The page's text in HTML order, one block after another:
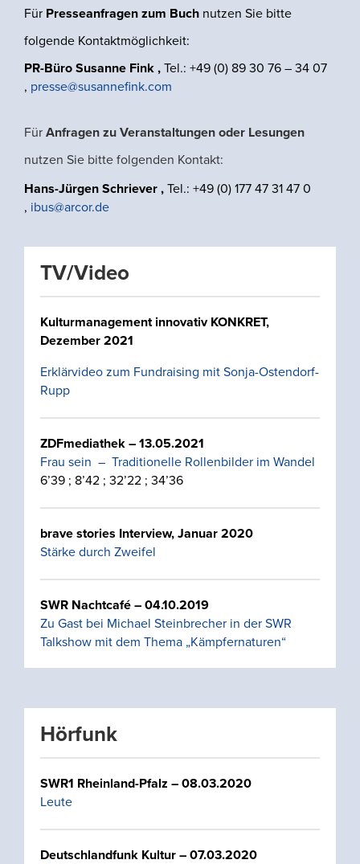
Für Presseanfragen zum Buch nutzen Sie bitte
folgende Kontaktmöglichkeit:
PR-Büro Susanne Fink , Tel.: +49 (0) 89 30 76 – 34 07
, presse@susannefink.com
Für Anfragen zu Veranstaltungen oder Lesungen
nutzen Sie bitte folgenden Kontakt:
Hans-Jürgen Schriever , Tel.: +49 (0) 177 47 31 47 0
, ibus@arcor.de
TV/Video
Kulturmanagement innovativ KONKRET,
Dezember 2021
Erklärvideo zum Fundraising mit Sonja-Ostendorf-
Rupp
ZDFmediathek – 13.05.2021
Frau sein – Traditionelle Rollenbilder im Wandel
6’39 ; 8’42 ; 32’22 ; 34’36
brave stories Interview, Januar 2020
Stärke durch Zweifel
SWR Nachtcafé – 04.10.2019
Zu Gast bei Michael Steinbrecher in der SWR
Talkshow mit dem Thema „Kämpfernaturen“
Hörfunk
SWR1 Rheinland-Pfalz – 08.03.2020
Leute
Deutschlandfunk Kultur – 07.03.2020